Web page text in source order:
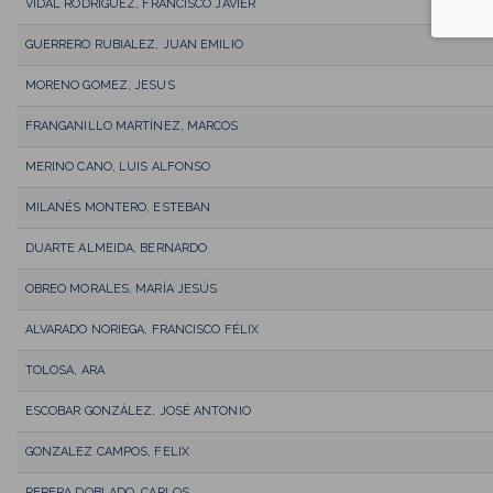
VIDAL RODRIGUEZ, FRANCISCO JAVIER
GUERRERO RUBIALEZ, JUAN EMILIO
MORENO GOMEZ, JESUS
FRANGANILLO MARTÍNEZ, MARCOS
MERINO CANO, LUIS ALFONSO
MILANÉS MONTERO, ESTEBAN
DUARTE ALMEIDA, BERNARDO
OBREO MORALES, MARÍA JESÚS
ALVARADO NORIEGA, FRANCISCO FÉLIX
TOLOSA, ARA
ESCOBAR GONZÁLEZ, JOSÉ ANTONIO
GONZALEZ CAMPOS, FELIX